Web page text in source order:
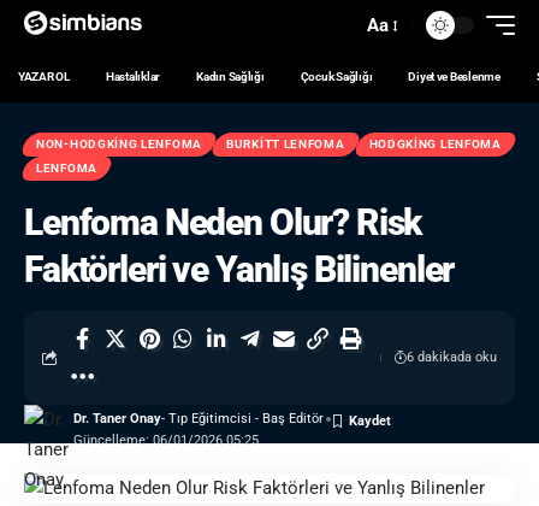
Aa
YAZAR OL Hastalıklar Kadın Sağlığı Çocuk Sağlığı Diyet ve Beslenme
NON-HODGKING LENFOMA BURKITT LENFOMA
HODGKING LENFOMA
LENFOMA
Lenfoma Neden Olur? Risk
Faktörleri ve Yanlış Bilinenler
Güncelleme: 06/01/2026 05:25
Dr. Taner Onay- Tıp Eğitimcisi - Baş Editör
6 dakikada oku